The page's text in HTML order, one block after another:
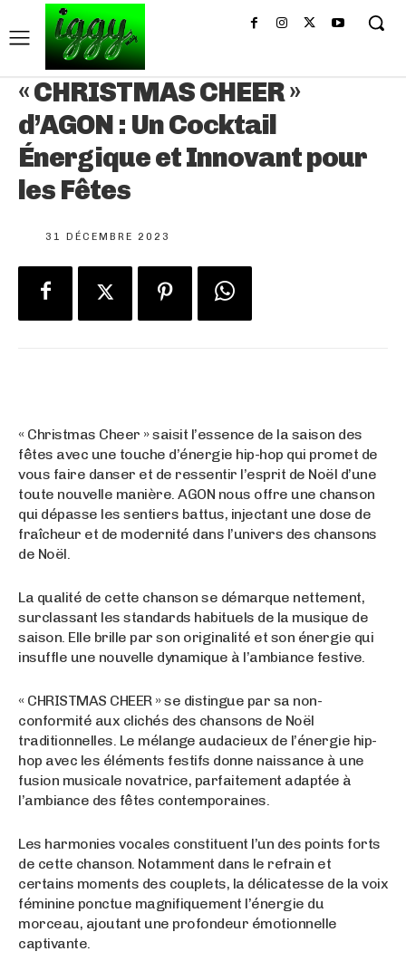
« CHRISTMAS CHEER »
d’AGON : Un Cocktail
Énergique et Innovant pour
les Fêtes
31 DÉCEMBRE 2023
« Christmas Cheer » saisit l’essence de la saison des
fêtes avec une touche d’énergie hip-hop qui promet de
vous faire danser et de ressentir l’esprit de Noël d’une
toute nouvelle manière. AGON nous offre une chanson
qui dépasse les sentiers battus, injectant une dose de
fraîcheur et de modernité dans l’univers des chansons
de Noël.
La qualité de cette chanson se démarque nettement,
surclassant les standards habituels de la musique de
saison. Elle brille par son originalité et son énergie qui
insuffle une nouvelle dynamique à l’ambiance festive.
« CHRISTMAS CHEER » se distingue par sa non-
conformité aux clichés des chansons de Noël
traditionnelles. Le mélange audacieux de l’énergie hip-
hop avec les éléments festifs donne naissance à une
fusion musicale novatrice, parfaitement adaptée à
l’ambiance des fêtes contemporaines.
Les harmonies vocales constituent l’un des points forts
de cette chanson. Notamment dans le refrain et
certains moments des couplets, la délicatesse de la voix
féminine ponctue magnifiquement l’énergie du
morceau, ajoutant une profondeur émotionnelle
captivante.